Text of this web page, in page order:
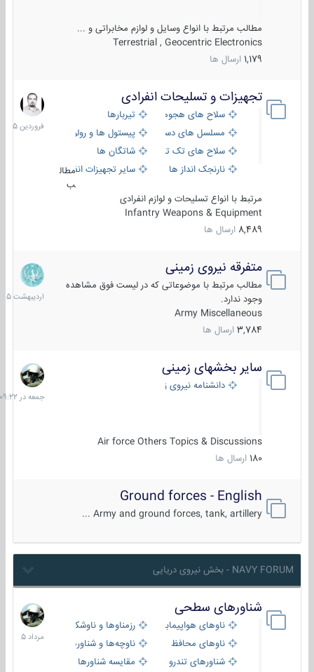
مطالب مرتبط با انواع وسایل و لوازم مخابراتی و ...
Terrestrial , Geocentric Electronics
1,179 ارسال ها
تجهیزات و تسلیحات انفرادی
سلاح های هجومی
تیربارها
مسلسل های دستی
پیستول ها و رولورها
سلاح های تک تیر اندازیشاتگان ها
نارنجک انداز ها
سایر تجهیزات انفرادی
مطال
ب
مرتبط با انواع تسلیحات و لوازم انفرادی
Infantry Weapons & Equipment
8,489 ارسال ها
17
فروردین
1405
متفرقه نیروی زمینی
مطالب مرتبط با موضوعاتی که در لیست فوق مشاهده
وجود ندارد.
Army Miscellaneous
3,784 ارسال ها
27
1405
سایر بخشهای زمینی
دانشنامه نیروی زمینی
Air force Others Topics & Discussions
180 ارسال ها
جمعه
در
09:22
Ground forces - English
Army and ground forces, tank, artillery ...
NAVY FORUM - بخش نیروی دریایی
شناورهای سطحی
ناوهای هواپیمابر و بالگرد بررزمناوها و ناوشکن‌ها
ناوهای محافظ
ناوچه‌ها و شناورهای گشتی
شناورهای تندرو
مقایسه شناورها
2
مرداد
1405